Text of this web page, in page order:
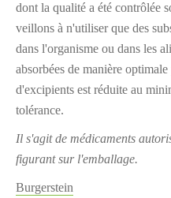
dont la qualité a été contrôlée
veillons à n'utiliser que des
dans l'organisme ou dans les
absorbées de manière
d'excipients est réduite au
tolérance.
Il s'agit de médicaments
figurant sur l'emballage.
Burgerstein